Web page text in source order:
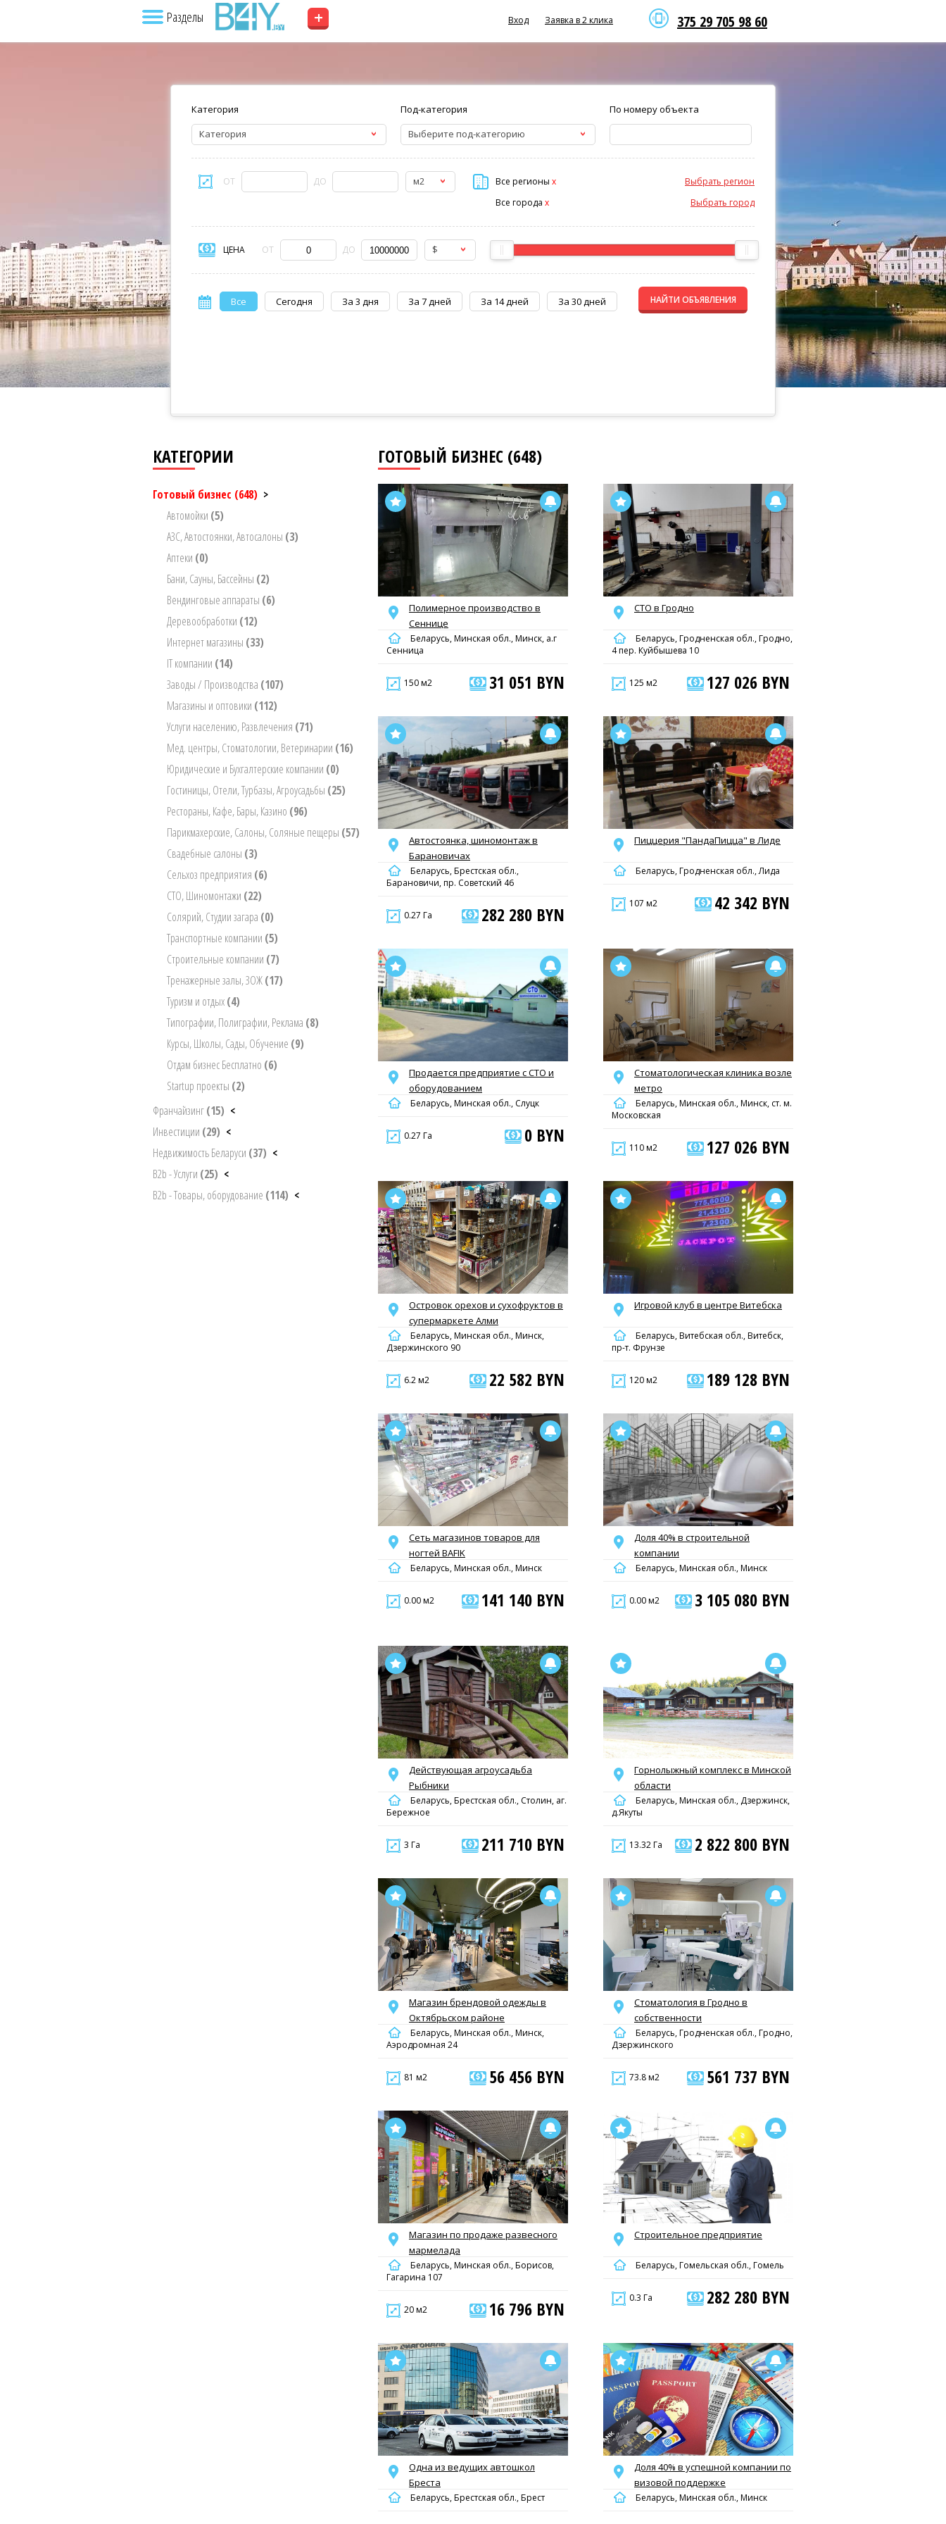
Разделы + 375 29 705 98 60
Вход Заявка в 2 клика
Категория
Категория
Под-категория
Выберите под-категорию
По номеру объекта
ОТ ДО м2 Все регионы Выбрать регион
x
Все города
Выбрать город
x
ЦЕНА ОТ ДО $
Все Сегодня За 3 дня За 7 дней За 14 дней За 30 дней НАЙТИ ОБЪЯВЛЕНИЯ
КАТЕГОРИИ
Готовый бизнес (648) >
Автомойки (5)
АЗС, Автостоянки, Автосалоны (3)
Аптеки (0)
Бани, Сауны, Бассейны (2)
Вендинговые аппараты (6)
Деревообработки (12)
Интернет магазины (33)
IT компании (14)
Заводы / Производства (107)
Магазины и оптовики (112)
Услуги населению, Развлечения (71)
Мед. центры, Стоматологии, Ветеринарии (16)
Юридические и Бухгалтерские компании (0)
Гостиницы, Отели, Турбазы, Агроусадьбы (25)
Рестораны, Кафе, Бары, Казино (96)
Парикмахерские, Салоны, Соляные пещеры (57)
Свадебные салоны (3)
Сельхоз предприятия (6)
СТО, Шиномонтажи (22)
Солярий, Студии загара (0)
Транспортные компании (5)
Строительные компании (7)
Тренажерные залы, ЗОЖ(17)
Туризм и отдых(4)
Типографии, Полиграфии, Реклама (8)
Курсы, Школы, Сады, Обучение (9)
Отдам бизнес Бесплатно (6)
Startup проекты (2)
Франчайзинг(15) <
Инвестиции (29) <
Недвижимость Беларуси (37) <
B2b - Услуги (25) <
B2b - Товары, оборудование (114) <
ГОТОВЫЙ БИЗНЕС (648)
Полимерное производство в
Сеннице
Беларусь, Минская обл., Минск, а.г
Сенница
150 м2 31 051 BYN
СТО в Гродно
Беларусь, Гродненская обл., Гродно,
4 пер. Куйбышева 10
125 м2 127 026 BYN
Автостоянка, шиномонтаж в
Барановичах
Беларусь, Брестская обл.,
Барановичи, пр. Советский 46
0.27 Га 282 280 BYN
Пиццерия "ПандаПицца" в Лиде
Беларусь, Гродненская обл., Лида
107 м2 42 342 BYN
Продается предприятие с СТО и
оборудованием
Беларусь, Минская обл., Слуцк
0.27 Га 0 BYN
Стоматологическая клиника возле
метро
Беларусь, Минская обл., Минск, ст. м.
Московская
110 м2 127 026 BYN
Островок орехов и сухофруктов в
супермаркете Алми
Беларусь, Минская обл., Минск,
Дзержинского 90
6.2 м2 22 582 BYN
Игровой клуб в центре Витебска
Беларусь, Витебская обл., Витебск,
пр-т. Фрунзе
120 м2 189 128 BYN
Сеть магазинов товаров для
ногтей BAFIK
Беларусь, Минская обл., Минск
0.00 м2 141 140 BYN
Доля 40% в строительной
компании
Беларусь, Минская обл., Минск
0.00 м2 3 105 080 BYN
Действующая агроусадьба
Рыбники
Беларусь, Брестская обл., Столин, аг.
Бережное
3 Га 211 710 BYN
Горнолыжный комплекс в Минской
области
Беларусь, Минская обл., Дзержинск,
д.Якуты
13.32 Га 2 822 800 BYN
Магазин брендовой одежды в
Октябрьском районе
Беларусь, Минская обл., Минск,
Аэродромная 24
81 м2 56 456 BYN
Стоматология в Гродно в
собственности
Беларусь, Гродненская обл., Гродно,
Дзержинского
73.8 м2 561 737 BYN
Магазин по продаже развесного
мармелада
Беларусь, Минская обл., Борисов,
Гагарина 107
20 м2 16 796 BYN
Строительное предприятие
Беларусь, Гомельская обл., Гомель
0.3 Га 282 280 BYN
Одна из ведущих автошкол
Бреста
Беларусь, Брестская обл., Брест
Доля 40% в успешной компании по
визовой поддержке
Беларусь, Минская обл., Минск